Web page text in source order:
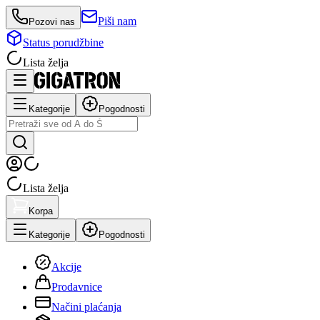
Pozovi nas
Piši nam
Status porudžbine
Lista želja
Kategorije Pogodnosti
Lista želja
Korpa
Kategorije Pogodnosti
Akcije
Prodavnice
Načini plaćanja